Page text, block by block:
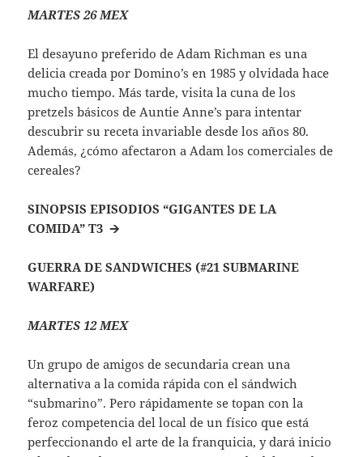
MARTES 26 MEX
El desayuno preferido de Adam Richman es una
delicia creada por Domino’s en 1985 y olvidada hace
mucho tiempo. Más tarde, visita la cuna de los
pretzels básicos de Auntie Anne’s para intentar
descubrir su receta invariable desde los años 80.
Además, ¿cómo afectaron a Adam los comerciales de
cereales?
SINOPSIS EPISODIOS “GIGANTES DE LA
COMIDA” T3🡪
GUERRA DE SANDWICHES (#21 SUBMARINE
WARFARE)
MARTES 12 MEX
Un grupo de amigos de secundaria crean una
alternativa a la comida rápida con el sándwich
“submarino”. Pero rápidamente se topan con la
feroz competencia del local de un físico que está
perfeccionando el arte de la franquicia, y dará inicio